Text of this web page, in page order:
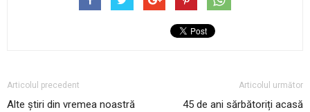
Articolul precedent
Alte ştiri din vremea noastră
Articolul următor
45 de ani sărbătoriți acasă